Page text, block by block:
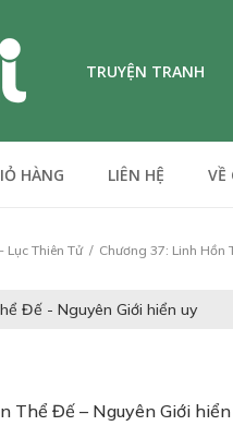
TRUYỆN TRANH
HÀNG LIÊN HỆ VỀ
Lục Thiên Tử Chương 37: Linh Hồn
Thể Đế – Nguyên Giới